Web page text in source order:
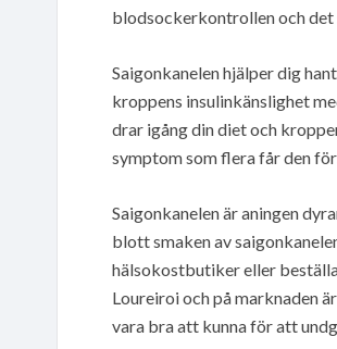
blodsockerkontrollen och
Saigonkanelen hjälper dig
kroppens insulinkänslighet
drar igång din diet och
symptom som flera får den
Saigonkanelen är aningen
blott smaken av
hälsokostbutiker eller
Loureiroi och på marknaden
vara bra att kunna för att